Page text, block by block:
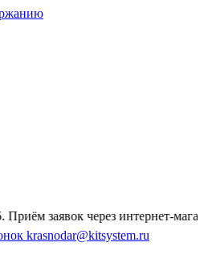
через интернет-магазин и
krasnodar@kitsystem.ru